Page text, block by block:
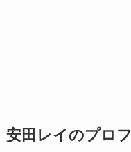
安田レイのプロ